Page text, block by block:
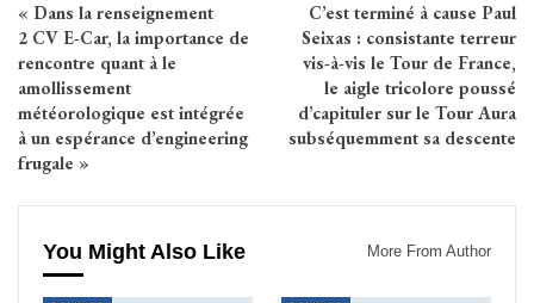
« Dans la renseignement
2 CV E-Car, la importance de
rencontre quant à le
amollissement
météorologique est intégrée
à un espérance d’engineering
frugale »
C’est terminé à cause Paul
Seixas : consistante terreur
vis-à-vis le Tour de France,
le aigle tricolore poussé
d’capituler sur le Tour Aura
subséquemment sa descente
You Might Also Like More From Author